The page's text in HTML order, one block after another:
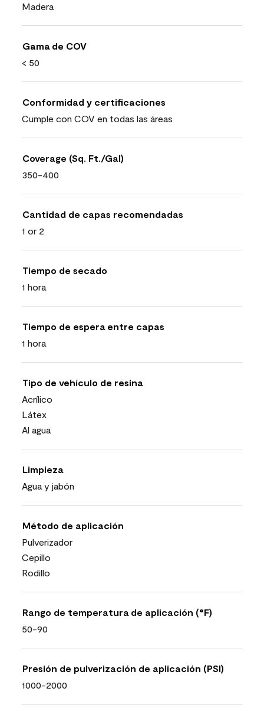
Madera
Gama de COV
< 50
Conformidad y certificaciones
Cumple con COV en todas las áreas
Coverage (Sq. Ft./Gal)
350-400
Cantidad de capas recomendadas
1 or 2
Tiempo de secado
1 hora
Tiempo de espera entre capas
1 hora
Tipo de vehículo de resina
Acrílico
Látex
Al agua
Limpieza
Agua y jabón
Método de aplicación
Pulverizador
Cepillo
Rodillo
Rango de temperatura de aplicación (°F)
50-90
Presión de pulverización de aplicación (PSI)
1000-2000